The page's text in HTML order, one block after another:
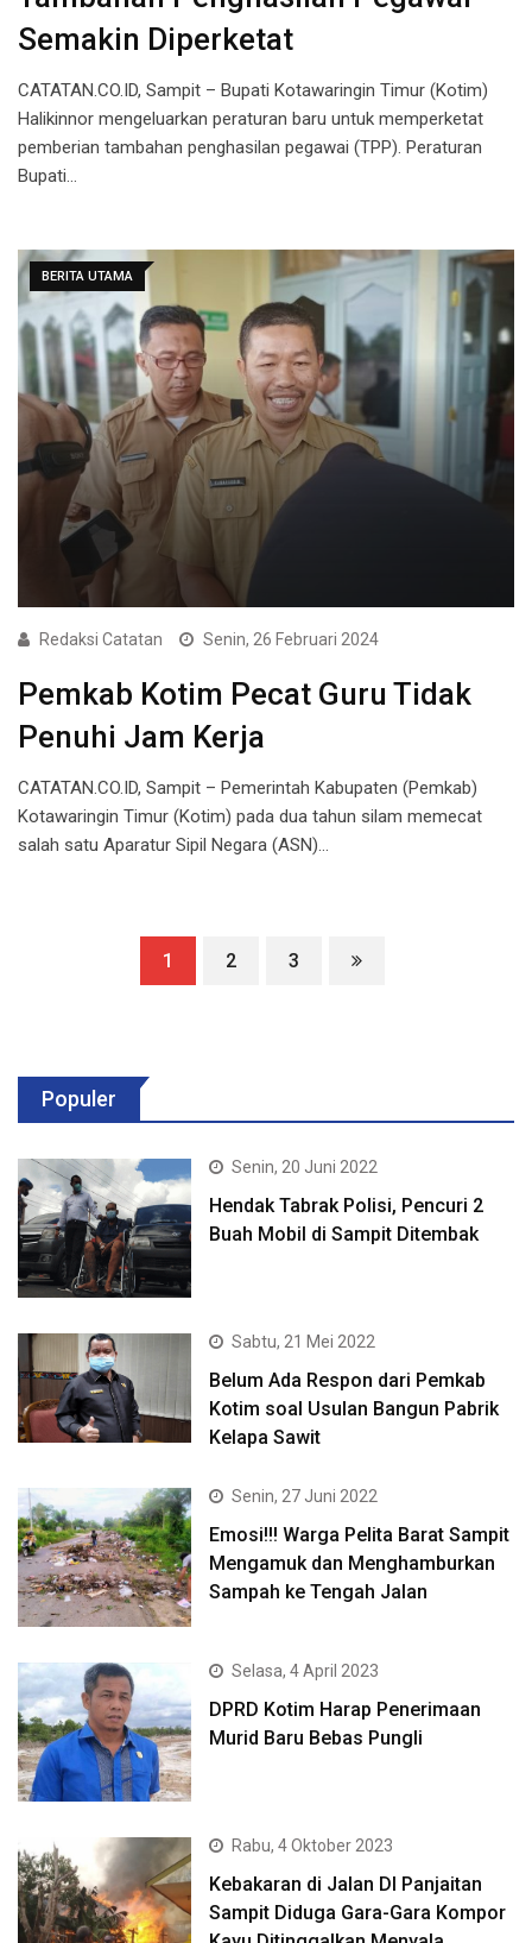
Semakin Diperketat
CATATAN.CO.ID, Sampit – Bupati Kotawaringin Timur (Kotim)
Halikinnor mengeluarkan peraturan baru untuk memperketat
pemberian tambahan penghasilan pegawai (TPP). Peraturan
Bupati…
BERITA UTAMA
Redaksi Catatan Senin, 26 Februari 2024
Pemkab Kotim Pecat Guru Tidak
Penuhi Jam Kerja
CATATAN.CO.ID, Sampit – Pemerintah Kabupaten (Pemkab)
Kotawaringin Timur (Kotim) pada dua tahun silam memecat
salah satu Aparatur Sipil Negara (ASN)…
1 2 3
Populer
Senin, 20 Juni 2022
Hendak Tabrak Polisi, Pencuri 2
Buah Mobil di Sampit Ditembak
Sabtu, 21 Mei 2022
Belum Ada Respon dari Pemkab
Kotim soal Usulan Bangun Pabrik
Kelapa Sawit
Senin, 27 Juni 2022
Emosi!!! Warga Pelita Barat Sampit
Mengamuk dan Menghamburkan
Sampah ke Tengah Jalan
Selasa, 4 April 2023
DPRD Kotim Harap Penerimaan
Murid Baru Bebas Pungli
Rabu, 4 Oktober 2023
Kebakaran di Jalan DI Panjaitan
Sampit Diduga Gara-Gara Kompor